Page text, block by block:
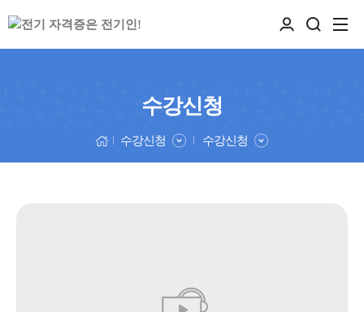
수강신청
수강신청 수강신청